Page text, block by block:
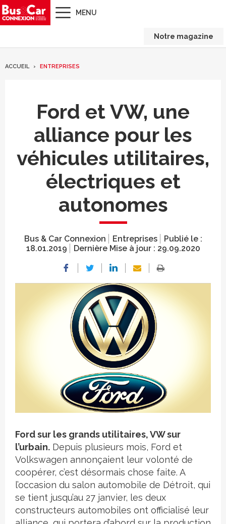
MENU
Notre magazine
ACCUEIL ENTREPRISES
Ford et VW, une
alliance pour les
véhicules utilitaires,
électriques et
autonomes
Bus & Car Connexion Entreprises
Publié le :
18.01.2019
Dernière Mise à jour : 29.09.2020
Crédit photo
Ford sur les grands utilitaires, VW sur
l’urbain. Depuis plusieurs mois, Ford et
Volkswagen annonçaient leur volonté de
coopérer, c’est désormais chose faite. A
l’occasion du salon automobile de Détroit, qui
se tient jusqu’au 27 janvier, les deux
constructeurs automobiles ont officialisé leur